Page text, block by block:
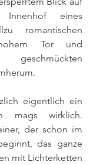
eines
romantischen
Tor und
eigentlich ein
mags wirklich.
der schon im
das ganze
mit Lichterketten